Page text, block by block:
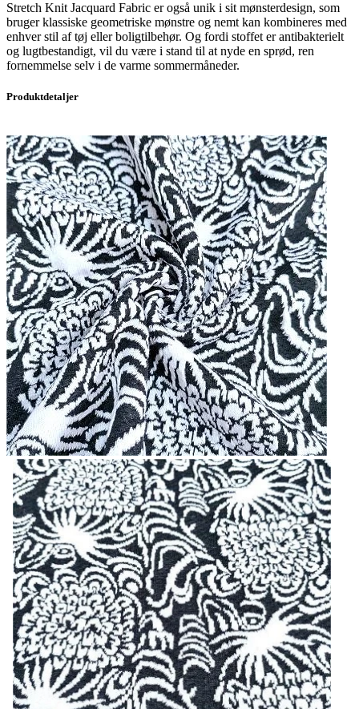
Stretch Knit Jacquard Fabric er også unik i sit mønsterdesign, som
bruger klassiske geometriske mønstre og nemt kan kombineres med
enhver stil af tøj eller boligtilbehør. Og fordi stoffet er antibakterielt
og lugtbestandigt, vil du være i stand til at nyde en sprød, ren
fornemmelse selv i de varme sommermåneder.
Produktdetaljer